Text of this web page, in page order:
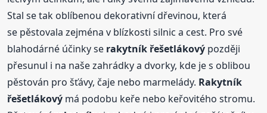
Stal se tak oblíbenou dekorativní dřevinou, která
se pěstovala zejména v blízkosti silnic a cest. Pro své
blahodárné účinky se rakytník řešetlákový později
přesunul i na naše zahrádky a dvorky, kde je s oblibou
pěstován pro šťávy, čaje nebo marmelády. Rakytník
řešetlákový má podobu keře nebo keřovitého stromu.